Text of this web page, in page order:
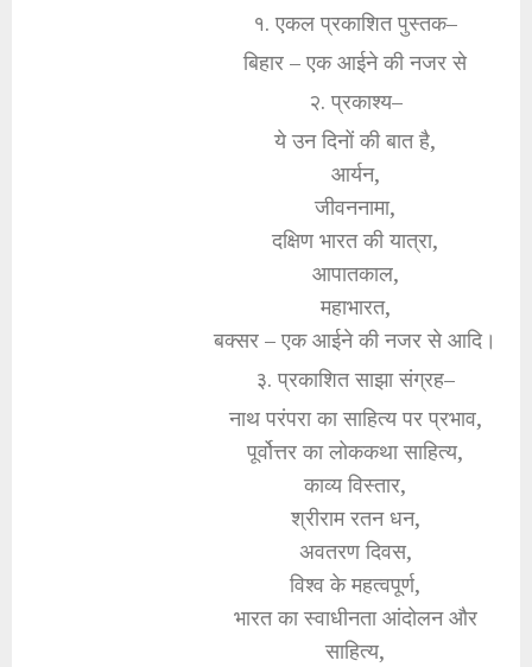
१. एकल प्रकाशित पुस्तक–
बिहार – एक आईने की नजर से
२. प्रकाश्य–
ये उन दिनों की बात है,
आर्यन,
जीवननामा,
दक्षिण भारत की यात्रा,
आपातकाल,
महाभारत,
बक्सर – एक आईने की नजर से आदि।
३. प्रकाशित साझा संग्रह–
नाथ परंपरा का साहित्य पर प्रभाव,
पूर्वोत्तर का लोककथा साहित्य,
काव्य विस्तार,
श्रीराम रतन धन,
अवतरण दिवस,
विश्व के महत्वपूर्ण,
भारत का स्वाधीनता आंदोलन और
साहित्य,